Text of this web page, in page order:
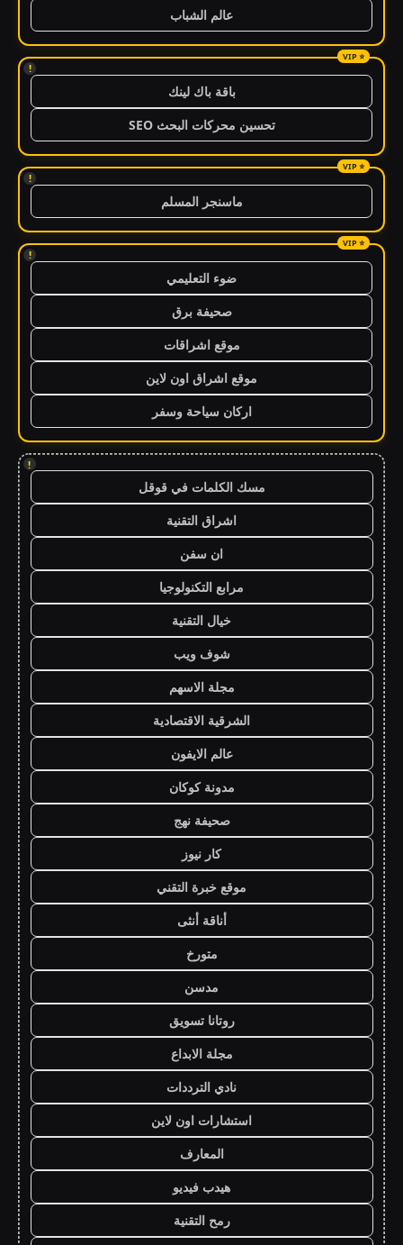
عالم الشباب
!
باقة باك لينك
تحسين محركات البحث SEO
!
ماسنجر المسلم
!
ضوء التعليمي
صحيفة برق
موقع اشراقات
موقع اشراق اون لاين
اركان سياحة وسفر
!
مسك الكلمات في قوقل
اشراق التقنية
ان سفن
مرابع التكنولوجيا
خيال التقنية
شوف ويب
مجلة الاسهم
الشرقية الاقتصادية
عالم الايفون
مدونة كوكان
صحيفة نهج
كار نيوز
موقع خبرة التقني
أناقة أنثى
متورخ
مدسن
روتانا تسويق
مجلة الابداع
نادي الترددات
استشارات اون لاين
المعارف
هيدب فيديو
رمح التقنية